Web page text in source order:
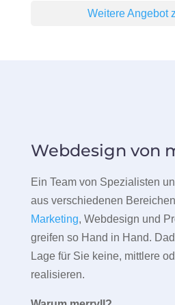
Weitere Angebot
Webdesign von
Ein Team von Spezialisten
aus verschiedenen
Marketing, Webdesign und
greifen so Hand in Hand.
Lage für Sie keine, mittlere
realisieren.